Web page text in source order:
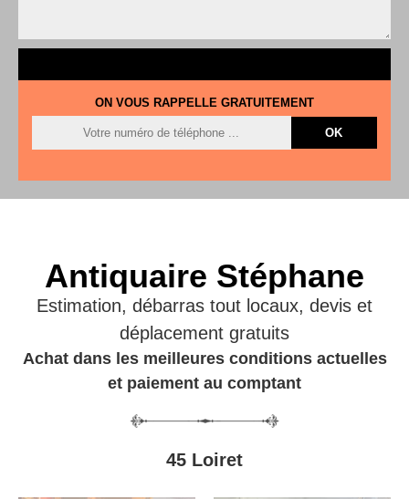
ON VOUS RAPPELLE GRATUITEMENT
Antiquaire Stéphane
Estimation, débarras tout locaux, devis et
déplacement gratuits
Achat dans les meilleures conditions actuelles
et paiement au comptant
45 Loiret